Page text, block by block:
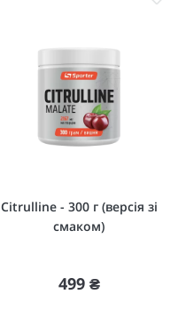
Citrulline - 300 г (версія зі
смаком)
499 ₴